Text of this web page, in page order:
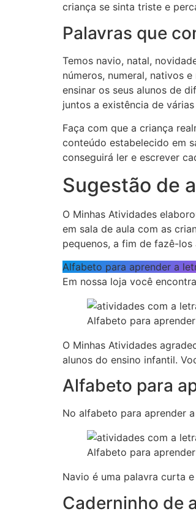
criança se sinta triste e
Palavras que
Temos navio, natal,
números, numeral, nativos
ensinar os seus alunos de
juntos a existência de
Faça com que a criança
conteúdo estabelecido em
conseguirá ler e escrever
Sugestão de
O Minhas Atividades
em sala de aula com as
pequenos, a fim de fazê-
Alfabeto para aprender a
Em nossa loja você
Alfabeto para
O Minhas Atividades
alunos do ensino infantil.
Alfabeto para
No alfabeto para aprender
Alfabeto para
Navio é uma palavra curta
Caderninho de